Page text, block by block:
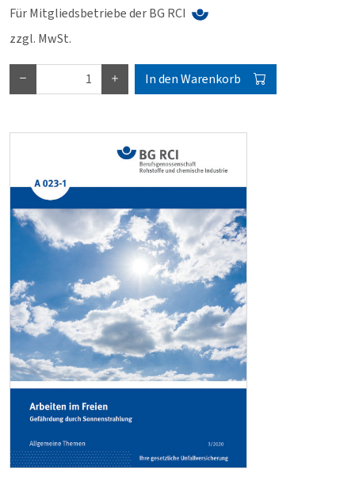
Für Mitgliedsbetriebe der BG RCI
zzgl. MwSt.
In den Warenkorb